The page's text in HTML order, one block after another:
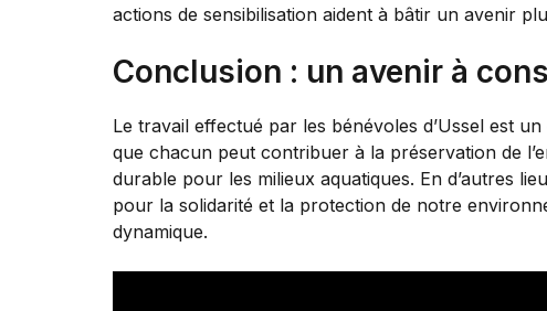
actions de sensibilisation aident à bâtir un avenir
Conclusion : un avenir à
Le travail effectué par les bénévoles d’Ussel est
que chacun peut contribuer à la préservation de
durable pour les milieux aquatiques. En d’autres
pour la solidarité et la protection de notre
dynamique.